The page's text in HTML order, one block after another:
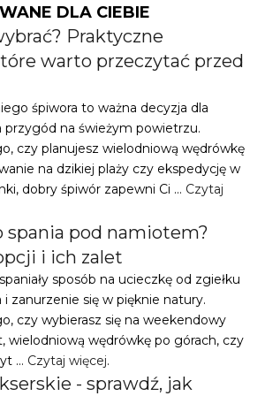
DLA CIEBIE
Praktyczne
warto przeczytać przed
śpiwora to ważna decyzja dla
przygód na świeżym powietrzu.
czy planujesz wielodniową wędrówkę
na dzikiej plaży czy ekspedycję w
dobry śpiwór zapewni Ci … Czytaj
spania pod namiotem?
i ich zalet
sposób na ucieczkę od zgiełku
zanurzenie się w pięknie natury.
czy wybierasz się na weekendowy
wielodniową wędrówkę po górach, czy
… Czytaj więcej.
- sprawdź, jak